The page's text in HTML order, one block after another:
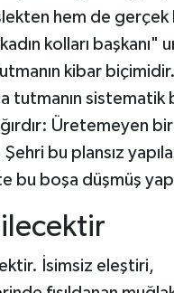
hem de gerçek
kolları başkanı"
kibar biçimidir.
tutmanın sistematik
Üretemeyen
bu plansız
bu boşa düşmüş
İsimsiz eleştiri,